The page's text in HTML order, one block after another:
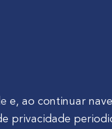
- Brasil 🇧🇷
e, ao continuar
privacidade